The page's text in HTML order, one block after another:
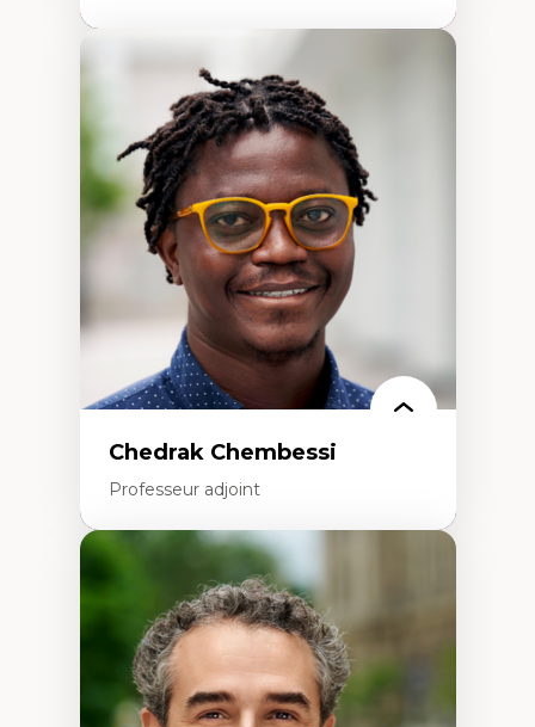
Expertises
Didactique des sciences – processus
d’enquête et culture scientifique
Éducation en milieu minoritaire –
construction identitaire et conscience
critique
Technologies éducatives – ludification et
programmation pédagogique
La langue dans toutes les matières –
environnement discursif et langage
scientifique
Chedrak Chembessi
Professeur adjoint
Économie circulaire
Modèles d’affaires durables
Histoire des faits économiques
Gestion durable des ressources naturelles
Écologie industrielle
Aménagement durable du territoire
Développement régional